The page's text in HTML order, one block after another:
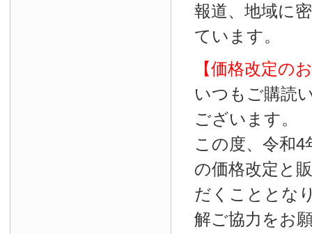
報道、地域に
ています。
【価格改定の
いつもご購読
ございます。
この度、令和4
の価格改定と
だくこととな
解ご協力をお